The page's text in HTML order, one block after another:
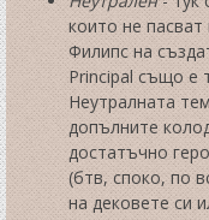
които не
Филипс на
Principal също е
Неутралната
допълните
достатъчно
(бтв, споко, по
на дековете си